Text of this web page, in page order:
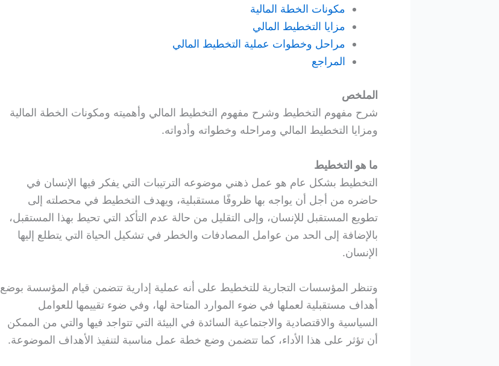
مكونات الخطة المالية
مزايا التخطيط المالي
مراحل وخطوات عملية التخطيط المالي
المراجع
الملخص
شرح مفهوم التخطيط وشرح مفهوم التخطيط المالي وأهميته ومكونات الخطة المالية
ومزايا التخطيط المالي ومراحله وخطواته وأدواته.
ما هو التخطيط
التخطيط بشكل عام هو عمل ذهني موضوعه الترتيبات التي يفكر فيها الإنسان في
حاضره من أجل أن يواجه بها ظروفًا مستقبلية، ويهدف التخطيط في محصلته إلى
تطويع المستقبل للإنسان، وإلى التقليل من حالة عدم التأكد التي تحيط بهذا المستقبل،
بالإضافة إلى الحد من عوامل المصادفات والخطر في تشكيل الحياة التي يتطلع إليها
الإنسان.
وتنظر المؤسسات التجارية للتخطيط على أنه عملية إدارية تتضمن قيام المؤسسة بوضع
أهداف مستقبلية لعملها في ضوء الموارد المتاحة لها، وفي ضوء تقييمها للعوامل
السياسية والاقتصادية والاجتماعية السائدة في البيئة التي تتواجد فيها والتي من الممكن
أن تؤثر على هذا الأداء، كما تتضمن وضع خطة عمل مناسبة لتنفيذ الأهداف الموضوعة.